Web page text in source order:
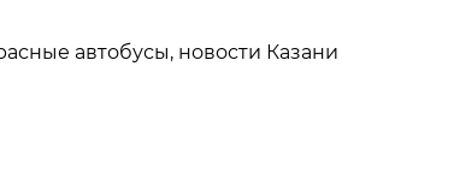
автобусы, новости Казани